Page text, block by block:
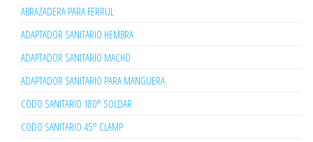
ABRAZADERA PARA FERRUL
ADAPTADOR SANITARIO HEMBRA
ADAPTADOR SANITARIO MACHO
ADAPTADOR SANITARIO PARA MANGUERA
CODO SANITARIO 180° SOLDAR
CODO SANITARIO 45° CLAMP